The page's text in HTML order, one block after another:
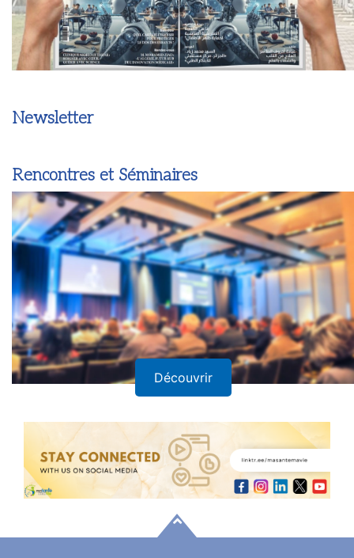
Newsletter
Rencontres et Séminaires
Découvrir